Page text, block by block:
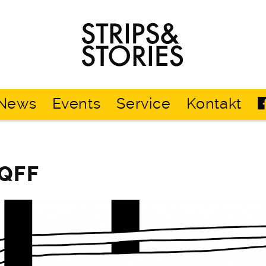
Strips
&
Stories
Events Service Kontakt